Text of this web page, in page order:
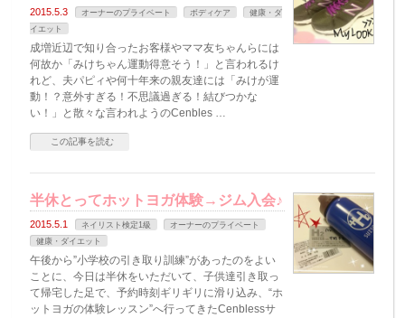
2015.5.3 オーナーのプライベート ボディケア
健康・ダ
イエット
成増近辺で知り合ったお客様やママ友ちゃんらには
何故か「みけちゃん運動得意そう！」と言われるけ
れど、夫パピィや何十年来の親友達には「みけが運
動！？意外すぎる！不思議過ぎる！結びつかな
い！」と散々な言われようのCenbles …
この記事を読む
半休とってホットヨガ体験→ジム入会♪
2015.5.1 ネイリスト検定1級
オーナーのプライベート
健康・ダイエット
午後から”小学校の引き取り訓練”があったのをよい
ことに、今日は半休をいただいて、子供達引き取っ
て帰宅した足で、予約時刻ギリギリに滑り込み、“ホ
ットヨガの体験レッスン”へ行ってきたCenblessサ